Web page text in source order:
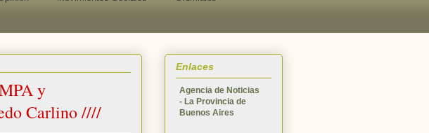
y
Carlino ////
Enlaces
Agencia de Noticias
- La Provincia de
Buenos Aires